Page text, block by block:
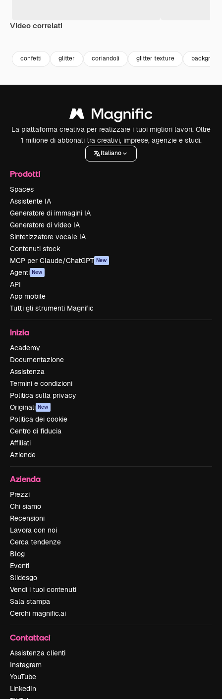
Video correlati
confetti glitter coriandoli glitter texture
La piattaforma creativa per realizzare i tuoi migliori lavori. Oltre
1 milione di abbonati tra creativi, imprese, agenzie e studi.
Italiano
Prodotti
Spaces
Assistente IA
Generatore di immagini IA
Generatore di video IA
Sintetizzatore vocale IA
Contenuti stock
MCP per Claude/ChatGPT New
Agenti New
API
App mobile
Tutti gli strumenti Magnific
Inizia
Academy
Documentazione
Assistenza
Termini e condizioni
Politica sulla privacy
Originali New
Politica dei cookie
Centro di fiducia
Affiliati
Aziende
Azienda
Prezzi
Chi siamo
Recensioni
Lavora con noi
Cerca tendenze
Blog
Eventi
Slidesgo
Vendi i tuoi contenuti
Sala stampa
Cerchi magnific.ai
Contattaci
Assistenza clienti
Instagram
YouTube
LinkedIn